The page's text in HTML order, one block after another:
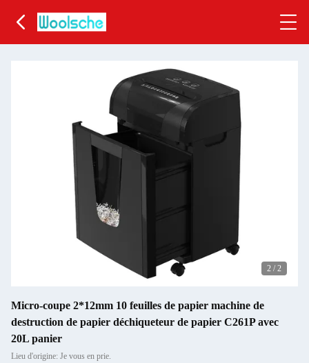
2 / 2
Micro-coupe 2*12mm 10 feuilles de papier machine de
destruction de papier déchiqueteur de papier C261P avec
20L panier
Lieu d'origine: Je vous en prie.